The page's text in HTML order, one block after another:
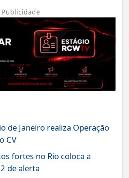
Publicidade
de Janeiro realiza Operação
CV
fortes no Rio coloca a
de alerta